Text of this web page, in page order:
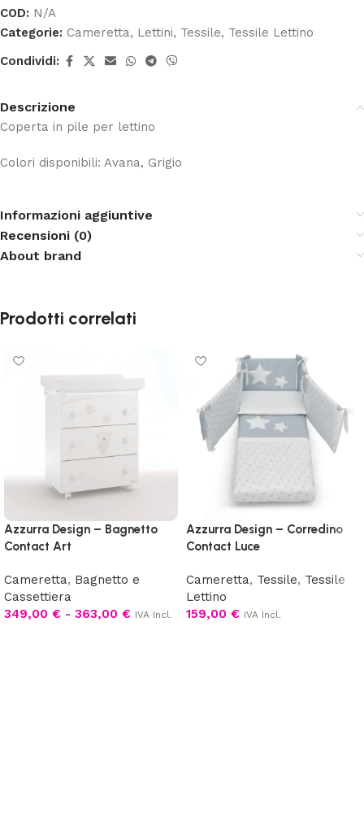
COD: N/A
Categorie: Cameretta, Lettini, Tessile, Tessile Lettino
Condividi:
Descrizione
Coperta in pile per lettino
Colori disponibili: Avana, Grigio
Informazioni aggiuntive
Recensioni (0)
About brand
Prodotti correlati
Azzurra Design – Bagnetto
Contact Art
Cameretta, Bagnetto e
Cassettiera
349,00 € - 363,00 € IVA Incl.
Azzurra Design – Corredino
Contact Luce
Cameretta, Tessile, Tessile
Lettino
159,00 € IVA Incl.